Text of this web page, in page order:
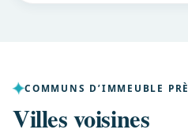
COMMUNS D’IMMEUBLE
Villes voisines